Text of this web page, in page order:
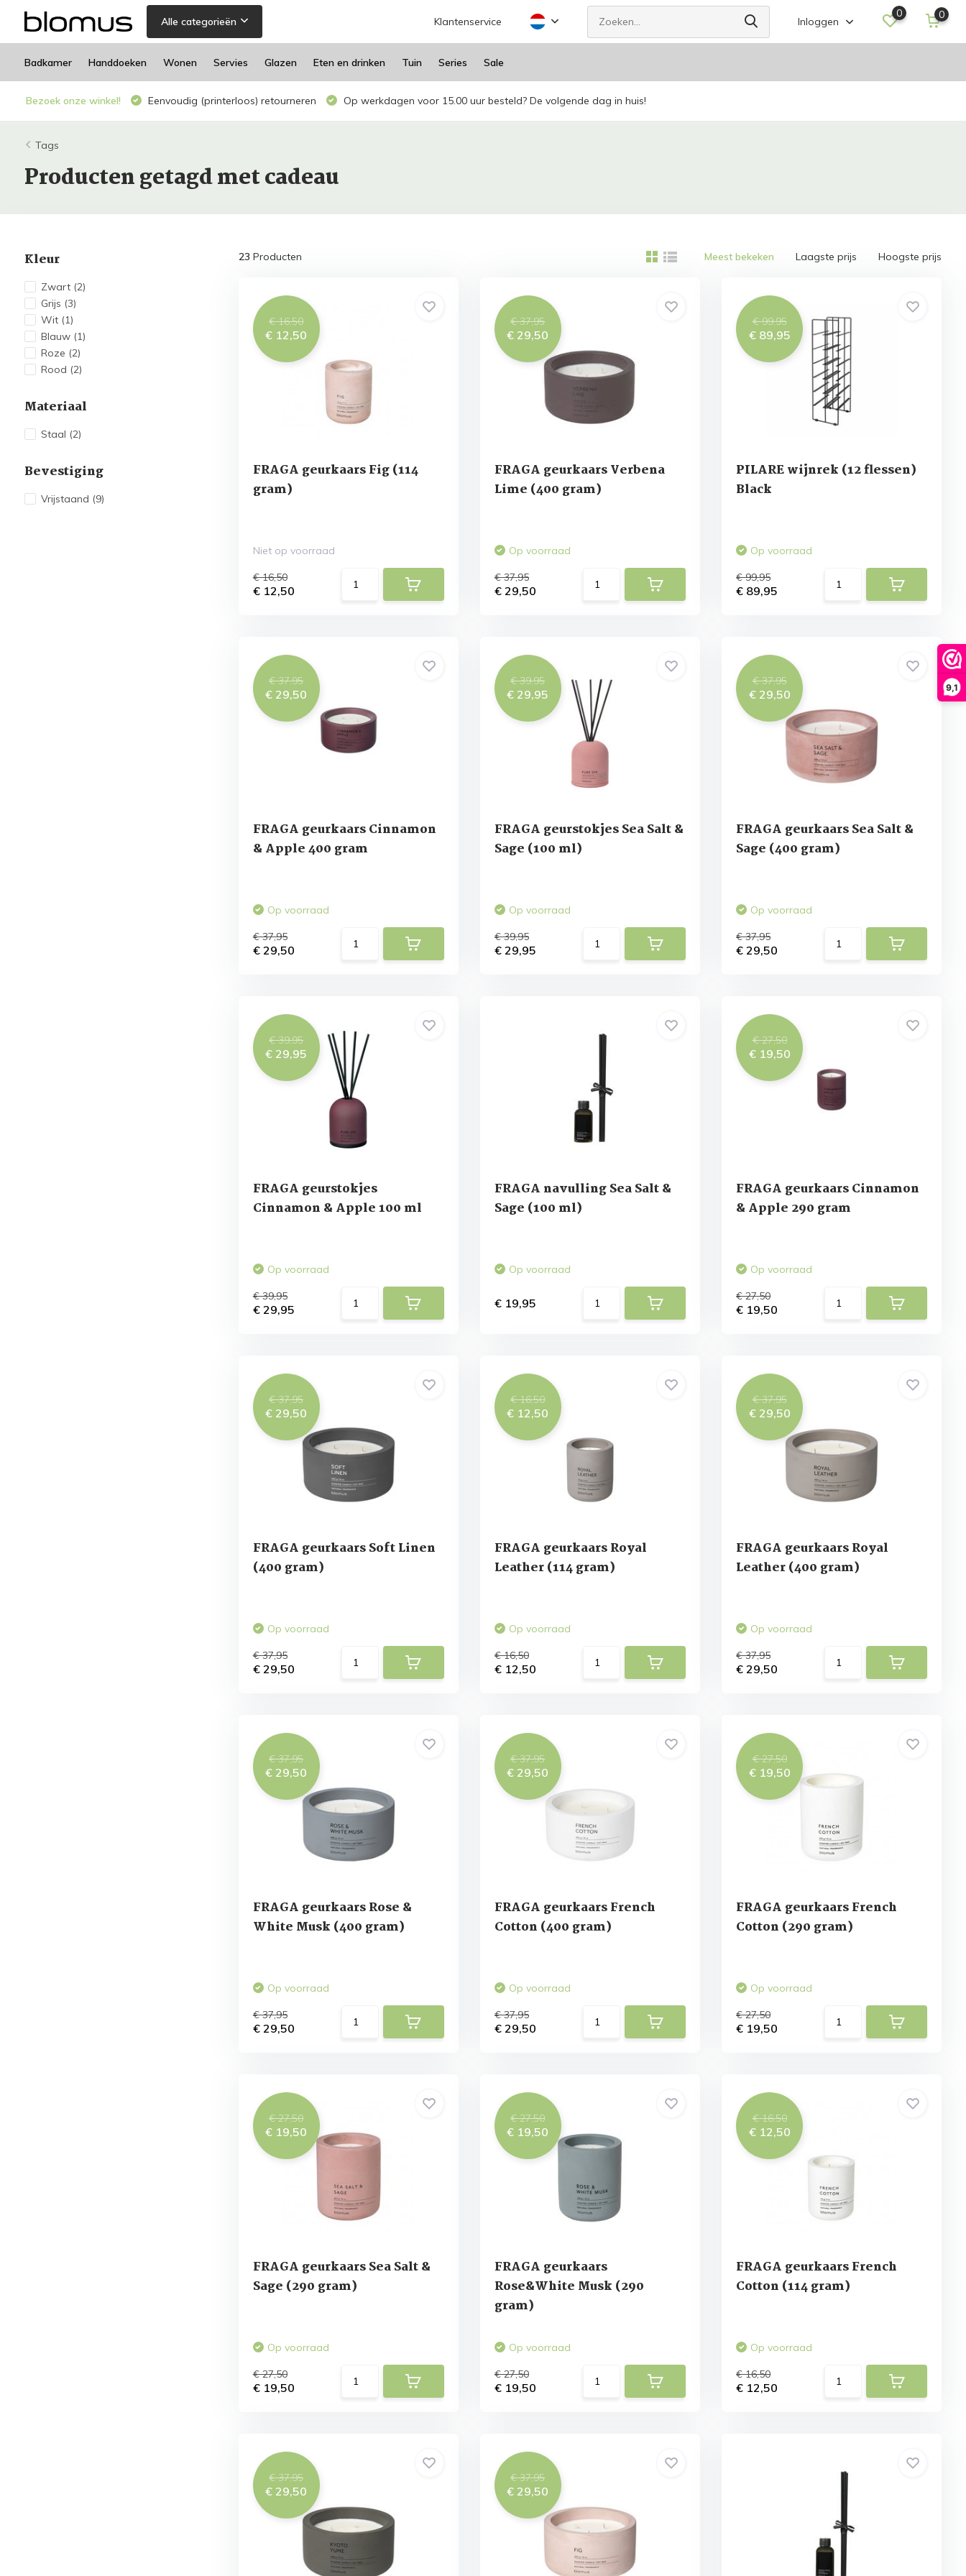
9,1
Alle categorieën Klantenservice Inloggen
0 0
Badkamer Handdoeken Wonen Servies Glazen Eten en drinken Tuin Series Sale
Bezoek onze winkel! Eenvoudig (printerloos) retourneren Op werkdagen voor 15.00 uur besteld? De volgende dag in huis!
Tags
Producten getagd met cadeau
Kleur
Zwart (2)
Grijs (3)
Wit (1)
Blauw (1)
Roze (2)
Rood (2)
Materiaal
Staal (2)
Bevestiging
Vrijstaand (9)
23 Producten Meest bekeken Laagste prijs Hoogste prijs
€ 16,50
€ 12,50
FRAGA geurkaars Fig (114
gram)
Niet op voorraad
€ 16,50
€ 12,50
€ 37,95
€ 29,50
FRAGA geurkaars Verbena
Lime (400 gram)
Op voorraad
€ 37,95
€ 29,50
€ 99,95
€ 89,95
PILARE wijnrek (12 flessen)
Black
Op voorraad
€ 99,95
€ 89,95
€ 37,95
€ 29,50
FRAGA geurkaars Cinnamon
& Apple 400 gram
Op voorraad
€ 37,95
€ 29,50
€ 39,95
€ 29,95
FRAGA geurstokjes Sea Salt &
Sage (100 ml)
Op voorraad
€ 39,95
€ 29,95
€ 37,95
€ 29,50
FRAGA geurkaars Sea Salt &
Sage (400 gram)
Op voorraad
€ 37,95
€ 29,50
€ 39,95
€ 29,95
FRAGA geurstokjes
Cinnamon & Apple 100 ml
Op voorraad
€ 39,95
€ 29,95
FRAGA navulling Sea Salt &
Sage (100 ml)
Op voorraad
€ 19,95
€ 27,50
€ 19,50
FRAGA geurkaars Cinnamon
& Apple 290 gram
Op voorraad
€ 27,50
€ 19,50
€ 37,95
€ 29,50
FRAGA geurkaars Soft Linen
(400 gram)
Op voorraad
€ 37,95
€ 29,50
€ 16,50
€ 12,50
FRAGA geurkaars Royal
Leather (114 gram)
Op voorraad
€ 16,50
€ 12,50
€ 37,95
€ 29,50
FRAGA geurkaars Royal
Leather (400 gram)
Op voorraad
€ 37,95
€ 29,50
€ 37,95
€ 29,50
FRAGA geurkaars Rose &
White Musk (400 gram)
Op voorraad
€ 37,95
€ 29,50
€ 37,95
€ 29,50
FRAGA geurkaars French
Cotton (400 gram)
Op voorraad
€ 37,95
€ 29,50
€ 27,50
€ 19,50
FRAGA geurkaars French
Cotton (290 gram)
Op voorraad
€ 27,50
€ 19,50
€ 27,50
€ 19,50
FRAGA geurkaars Sea Salt &
Sage (290 gram)
Op voorraad
€ 27,50
€ 19,50
€ 27,50
€ 19,50
FRAGA geurkaars
Rose&White Musk (290
gram)
Op voorraad
€ 27,50
€ 19,50
€ 16,50
€ 12,50
FRAGA geurkaars French
Cotton (114 gram)
Op voorraad
€ 16,50
€ 12,50
€ 37,95
€ 29,50
€ 37,95
€ 29,50